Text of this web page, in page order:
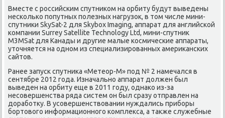
Вместе с российским спутником на орбиту будут выведены
несколько попутных полезных нагрузок, в том числе мини-
спутники SkySat-2 для Skybox Imaging, аппарат для английской
компании Surrey Satellite Technology Ltd, мини-спутник
M3MSat для Канады и другие малые космические аппараты,
уточняется на одном из специализированных американских
сайтов.
Ранее запуск спутника «Метеор-М» под № 2 намечался в
сентябре 2012 года. Изначально аппарат должен был
выведен на орбиту еще в 2011 году, однако из-за
несовершенства ряда систем он был сразу отправлен на
доработку. В усовершенствовании нуждались приборы
бортового информационного комплекса, а также служебные